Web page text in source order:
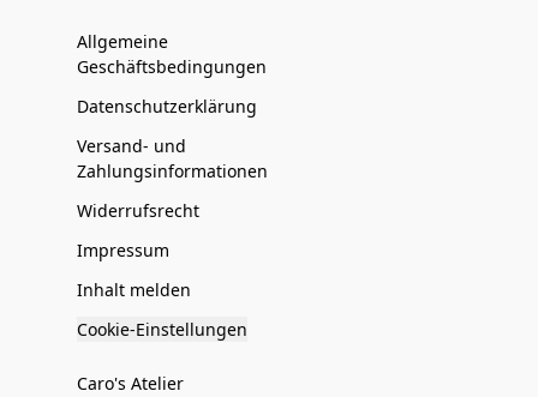
Allgemeine
Geschäftsbedingungen
Datenschutzerklärung
Versand- und
Zahlungsinformationen
Widerrufsrecht
Impressum
Inhalt melden
Cookie-Einstellungen
Caro's Atelier